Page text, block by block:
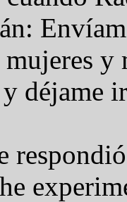
y
déjame